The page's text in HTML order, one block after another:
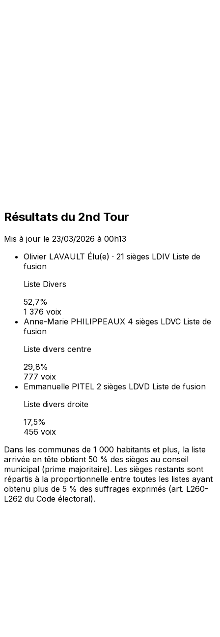
Résultats du 2nd Tour
Mis à jour le 23/03/2026 à 00h13
Olivier LAVAULT Élu(e) · 21 sièges LDIV Liste de
fusion
Liste Divers
52,7%
1 376 voix
Anne-Marie PHILIPPEAUX 4 sièges LDVC Liste de
fusion
Liste divers centre
29,8%
777 voix
Emmanuelle PITEL 2 sièges LDVD Liste de fusion
Liste divers droite
17,5%
456 voix
Dans les communes de 1 000 habitants et plus, la liste
arrivée en tête obtient 50 % des sièges au conseil
municipal (prime majoritaire). Les sièges restants sont
répartis à la proportionnelle entre toutes les listes ayant
obtenu plus de 5 % des suffrages exprimés (art. L260-
L262 du Code électoral).